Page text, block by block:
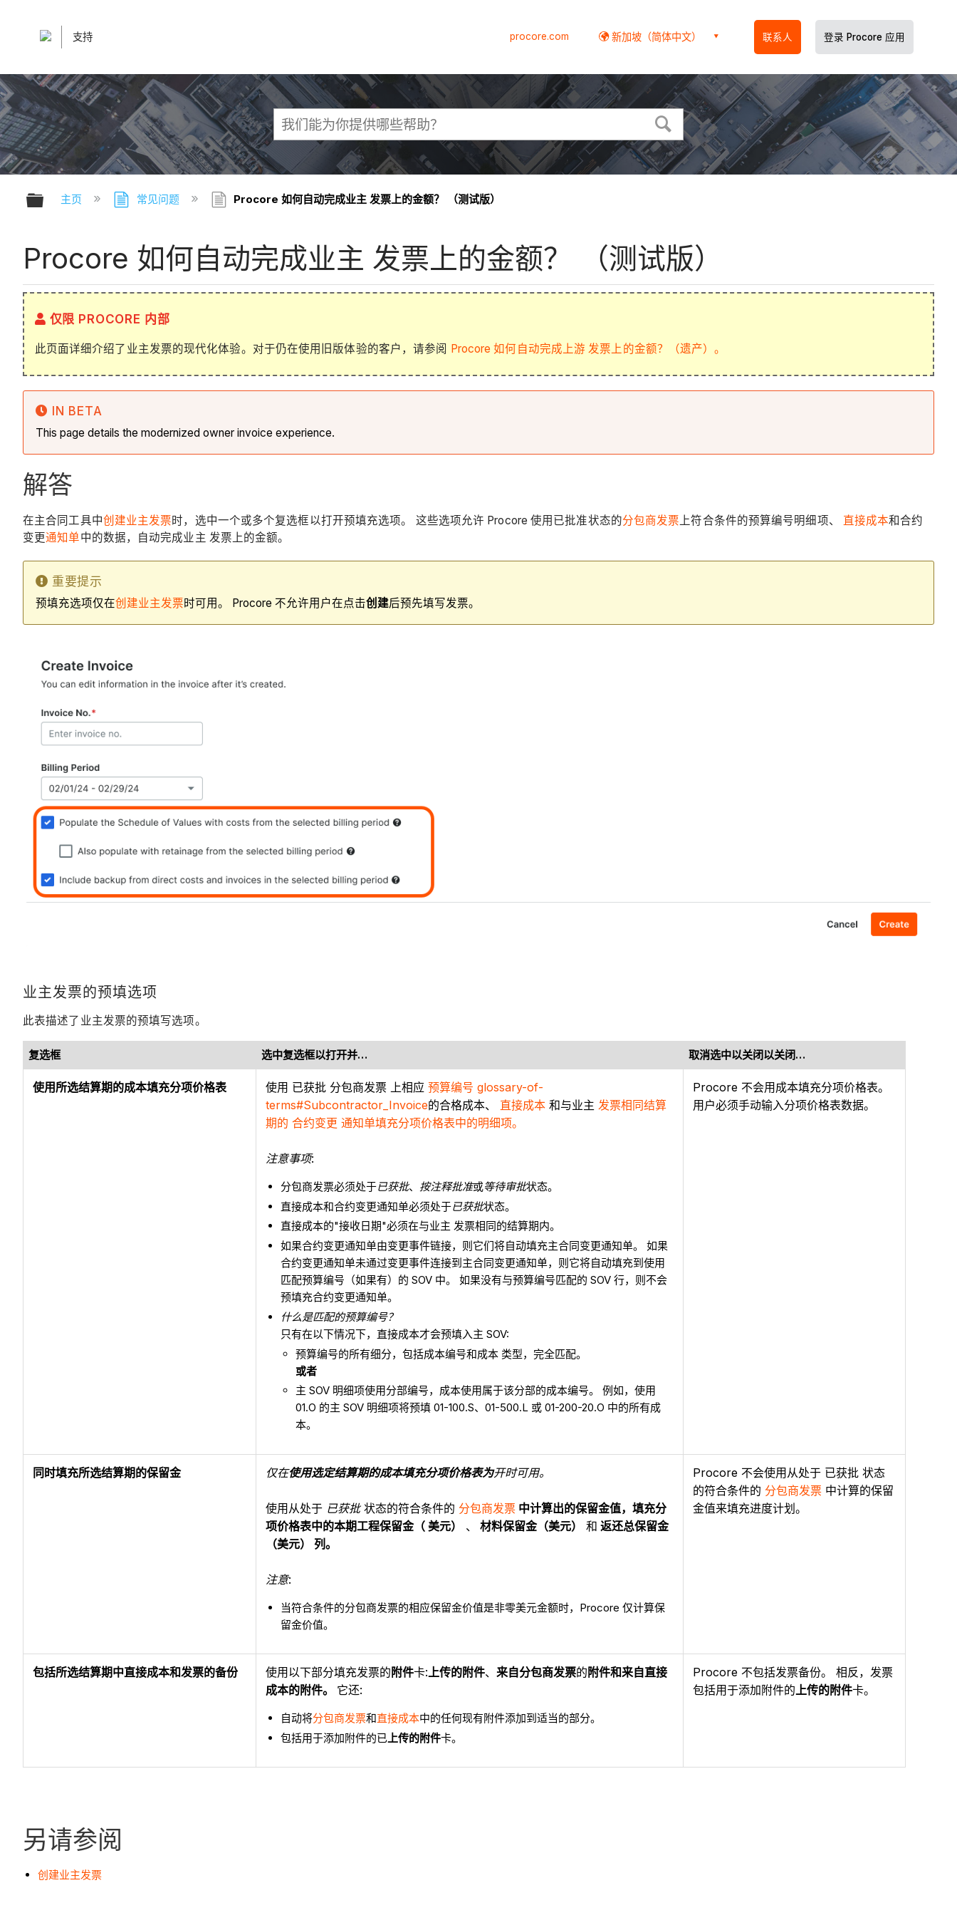
支持 procore.com 新加坡（简体中文） 联系人 登录 Procore 应用
扩展/隐缩全局层次
主页 常见问题 Procore 如何自动完成业主 发票上的金额？ （测试版）
Procore 如何自动完成业主 发票上的金额？ （测试版）
仅限 PROCORE 内部
此页面详细介绍了业主发票的现代化体验。对于仍在使用旧版体验的客户，请参阅 Procore 如何自动完成上游 发票上的金额？（遗产）。
IN BETA
This page details the modernized owner invoice experience.
解答
在主合同工具中创建业主发票时，选中一个或多个复选框以打开预填充选项。 这些选项允许 Procore 使用已批准状态的分包商发票上符合条件的预算编号明细项、 直接成本和合约
变更通知单中的数据，自动完成业主 发票上的金额。
重要提示
预填充选项仅在创建业主发票时可用。 Procore 不允许用户在点击创建后预先填写发票。
业主发票的预填选项
此表描述了业主发票的预填写选项。
复选框 选中复选框以打开并… 取消选中以关闭以关闭…
使用所选结算期的成本填充分项价格表 使用 已获批 分包商发票 上相应 预算编号 glossary-of-
terms#Subcontractor_Invoice的合格成本、 直接成本 和与业主 发票相同结算
期的 合约变更 通知单填充分项价格表中的明细项。
注意事项:
分包商发票必须处于已获批、 按注释批准或等待审批状态。
直接成本和合约变更通知单必须处于已获批状态。
直接成本的"接收日期"必须在与业主 发票相同的结算期内。
如果合约变更通知单由变更事件链接，则它们将自动填充主合同变更通知单。 如果
合约变更通知单未通过变更事件连接到主合同变更通知单，则它将自动填充到使用
匹配预算编号（如果有）的 SOV 中。 如果没有与预算编号匹配的 SOV 行，则不会
预填充合约变更通知单。
什么是匹配的预算编号？
只有在以下情况下，直接成本才会预填入主 SOV:
预算编号的所有细分，包括成本编号和成本 类型，完全匹配。
或者
主 SOV 明细项使用分部编号，成本使用属于该分部的成本编号。 例如，使用
01.O 的主 SOV 明细项将预填 01-100.S、01-500.L 或 01-200-20.O 中的所有成
本。
Procore 不会用成本填充分项价格表。
用户必须手动输入分项价格表数据。
同时填充所选结算期的保留金 仅在使用选定结算期的成本填充分项价格表为开时可用。
使用从处于 已获批状态的符合条件的 分包商发票 中计算出的保留金值，填充分
项价格表中的本期工程保留金（ 美元）
、 材料保留金（美元） 和 返还总保留金
（美元） 列。
注意:
当符合条件的分包商发票的相应保留金价值是非零美元金额时，Procore 仅计算保
留金价值。
Procore 不会使用从处于 已获批 状态
的符合条件的 分包商发票 中计算的保留
金值来填充进度计划。
包括所选结算期中直接成本和发票的备份 使用以下部分填充发票的附件卡: 上传的附件、 来自分包商发票的附件和来自直接
成本的附件。
它还:
自动将分包商发票和直接成本中的任何现有附件添加到适当的部分。
包括用于添加附件的已 上传的附件卡。
Procore 不包括发票备份。 相反，发票
包括用于添加附件的 上传的附件卡。
另请参阅
创建业主发票